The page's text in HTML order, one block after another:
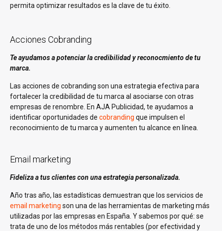
permita optimizar resultados es la clave de tu éxito.
Acciones Cobranding
Te ayudamos a potenciar la credibilidad y reconocmiento de tu
marca.
Las acciones de cobranding son una estrategia efectiva para
fortalecer la credibilidad de tu marca al asociarse con otras
empresas de renombre. En AJA Publicidad, te ayudamos a
identificar oportunidades de cobranding que impulsen el
reconocimiento de tu marca y aumenten tu alcance en línea.
Email marketing
Fideliza a tus clientes con una estrategia personalizada.
Año tras año, las estadísticas demuestran que los servicios de
email marketing son una de las herramientas de marketing más
utilizadas por las empresas en España. Y sabemos por qué: se
trata de uno de los métodos más rentables (por efectividad y